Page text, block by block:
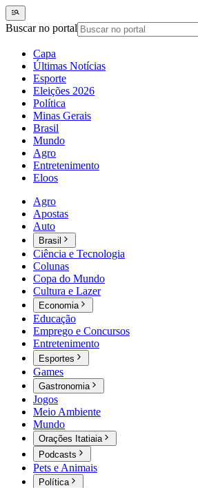
Buscar no portal
Capa
Últimas Notícias
Esporte
Eleições 2026
Política
Minas Gerais
Brasil
Mundo
Agro
Entretenimento
Eloos
Agro
Apostas
Auto
Brasil
Ciência e Tecnologia
Colunas
Copa do Mundo
Cultura e Lazer
Economia
Educação
Emprego e Concursos
Entretenimento
Esportes
Games
Gastronomia
Jogos
Meio Ambiente
Mundo
Orações Itatiaia
Podcasts
Pets e Animais
Política